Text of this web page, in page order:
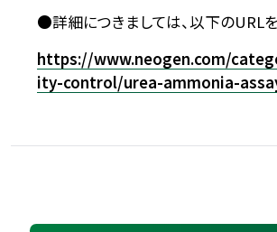
●詳細につきましては、以下のURL
https://www.neogen.com/
ity-control/urea-ammonia-